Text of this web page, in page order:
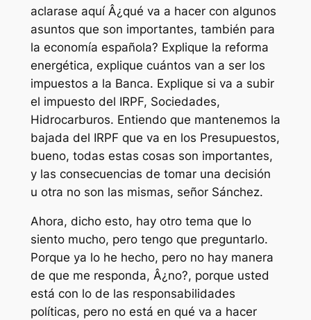
aclarase aquí Â¿qué va a hacer con algunos
asuntos que son importantes, también para
la economía española? Explique la reforma
energética, explique cuántos van a ser los
impuestos a la Banca. Explique si va a subir
el impuesto del IRPF, Sociedades,
Hidrocarburos. Entiendo que mantenemos la
bajada del IRPF que va en los Presupuestos,
bueno, todas estas cosas son importantes,
y las consecuencias de tomar una decisión
u otra no son las mismas, señor Sánchez.
Ahora, dicho esto, hay otro tema que lo
siento mucho, pero tengo que preguntarlo.
Porque ya lo he hecho, pero no hay manera
de que me responda, Â¿no?, porque usted
está con lo de las responsabilidades
políticas, pero no está en qué va a hacer